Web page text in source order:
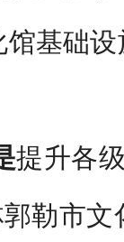
馆基础
提升各
勒市